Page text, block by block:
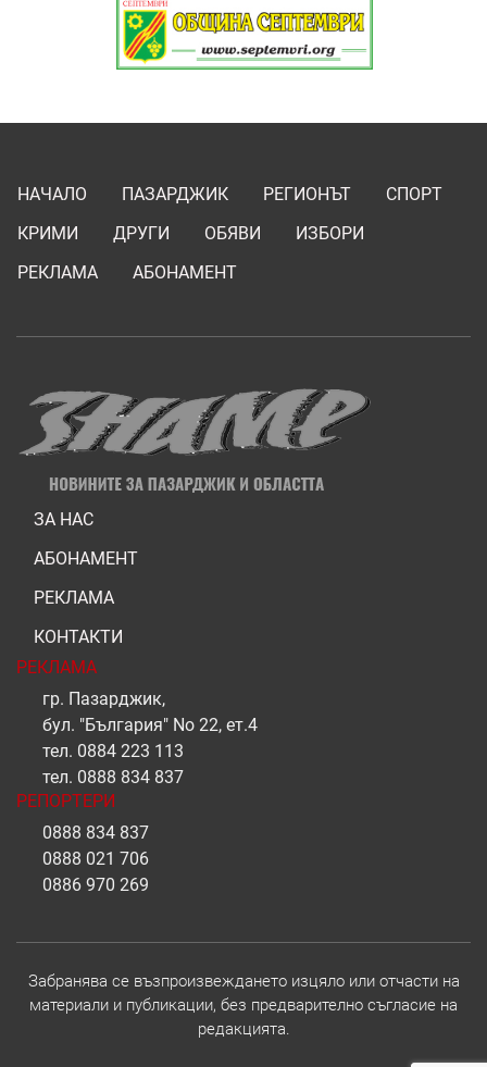
НАЧАЛО ПАЗАРДЖИК РЕГИОНЪТ
СПОРТ
КРИМИ
ДРУГИ ОБЯВИ
ИЗБОРИ
РЕКЛАМА
АБОНАМЕНТ
ЗА НАС
АБОНАМЕНТ
РЕКЛАМА
КОНТАКТИ
РЕКЛАМА
гр. Пазарджик,
бул. "България" No 22, ет.4
тел. 0884 223 113
тел. 0888 834 837
РЕПОРТЕРИ
0888 834 837
0888 021 706
0886 970 269
Забранява се възпроизвеждането изцяло или отчасти на
материали и публикации, без предварително съгласие на
редакцията.